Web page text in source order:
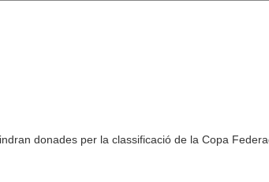
donades per la classificació de la Copa